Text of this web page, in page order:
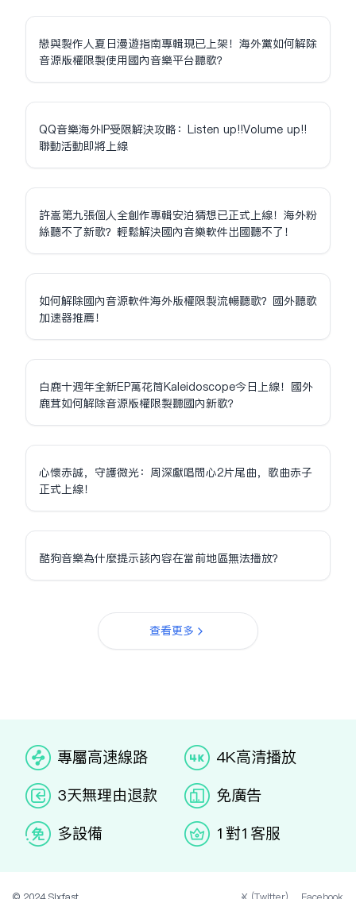
戀與製作人夏日漫遊指南專輯現已上架！海外黨如何解除
音源版權限制使用國內音樂平台聽歌？
QQ音樂海外IP受限解決攻略：Listen up!!Volume up!!
聯動活動即將上線
許嵩第九張個人全創作專輯安泊猜想已正式上線！海外粉
絲聽不了新歌？輕鬆解決國內音樂軟件出國聽不了！
如何解除國內音源軟件海外版權限制流暢聽歌？國外聽歌
加速器推薦！
白鹿十週年全新EP萬花筒Kaleidoscope今日上線！國外
鹿茸如何解除音源版權限制聽國內新歌？
心懷赤誠，守護微光：周深獻唱問心2片尾曲，歌曲赤子
正式上線！
酷狗音樂為什麼提示該內容在當前地區無法播放？
查看更多
专属高速线路
4K高清播放
3天无理由退款
免广告
多设备
1对1客服